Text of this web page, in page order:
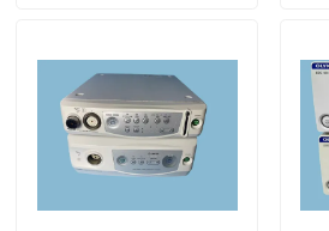
Produk
Video
Tentang kami